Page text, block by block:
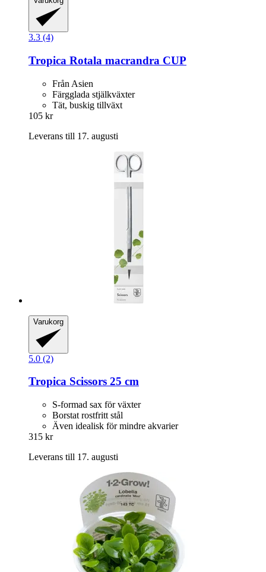
3.3 (4)
Tropica Rotala macrandra CUP
Från Asien
Färgglada stjälkväxter
Tät, buskig tillväxt
105 kr
Leverans till 17. augusti
Varukorg
5.0 (2)
Tropica Scissors 25 cm
S-formad sax för växter
Borstat rostfritt stål
Även idealisk för mindre akvarier
315 kr
Leverans till 17. augusti